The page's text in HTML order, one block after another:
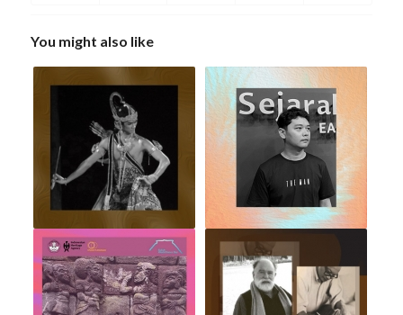
You might also like